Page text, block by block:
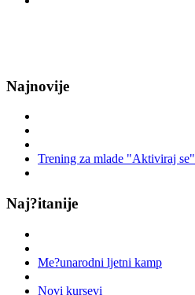
Najnovije
Trening za mlade "Aktiviraj se"
Naj?itanije
Me?unarodni ljetni kamp
Novi kursevi